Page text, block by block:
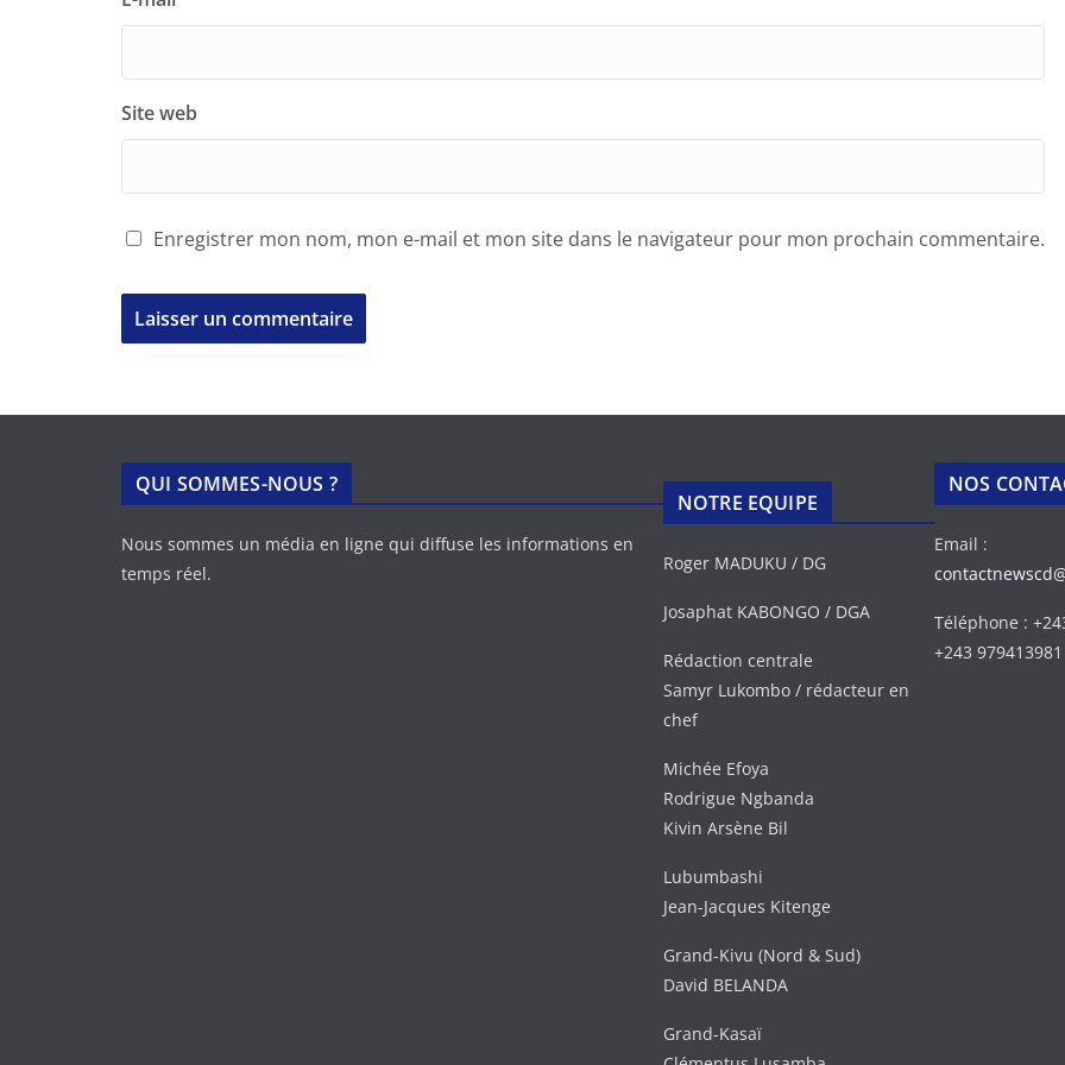
Site web
Enregistrer mon nom, mon e-mail et mon site dans le navigateur pour mon prochain commentaire.
QUI SOMMES-NOUS ?
Nous sommes un média en ligne qui diffuse les informations en
temps réel.
NOTRE EQUIPE
Roger MADUKU / DG
Josaphat KABONGO / DGA
Rédaction centrale
Samyr Lukombo / rédacteur en
chef
Michée Efoya
Rodrigue Ngbanda
Kivin Arsène Bil
Lubumbashi
Jean-Jacques Kitenge
Grand-Kivu (Nord & Sud)
David BELANDA
Grand-Kasaï
NOS
Email :
Téléphone :
+243 979413981